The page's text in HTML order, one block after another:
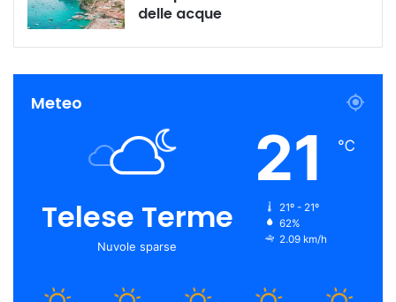
delle acque
Meteo
Telese Terme
Nuvole sparse
21 ℃
21º - 21º
62%
2.09 km/h